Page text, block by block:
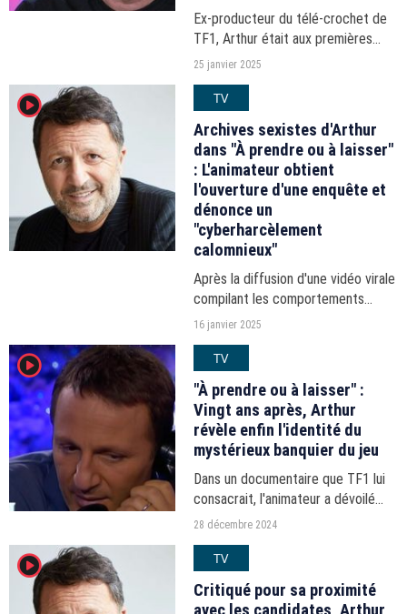
Ex-producteur du télé-crochet de
TF1, Arthur était aux premières
loges pour soutenir Nikos Aliagas,
prime time.
25 janvier 2025
player2 TV
Archives sexistes d'Arthur
dans "À prendre ou à laisser"
: L'animateur obtient
l'ouverture d'une enquête et
dénonce un
"cyberharcèlement
calomnieux"
Après la diffusion d'une vidéo virale
compilant les comportements
sexistes de l'animateur à l'époque
Arthur a décidé de porter plainte
pour injures...
16 janvier 2025
player2 TV
"À prendre ou à laisser" :
Vingt ans après, Arthur
révèle enfin l'identité du
mystérieux banquier du jeu
Dans un documentaire que TF1 lui
consacrait, l'animateur a dévoilé
l'identité de l'homme avec lequel il
plateau.
28 décembre 2024
player2 TV
Critiqué pour sa proximité
avec les candidates, Arthur